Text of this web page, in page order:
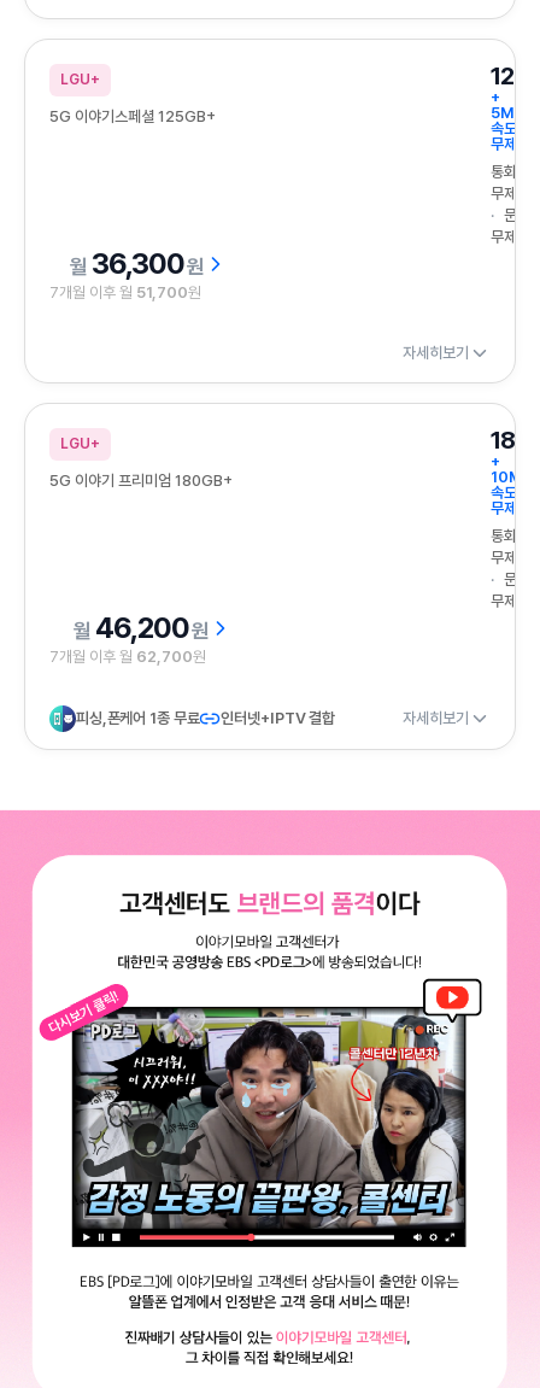
LGU+
5G 이야기스페셜 125GB+
+
속도
무제한
통화
무제한
문자
무제한
36,300원
7개월 이후 월 51,700원
자세히보기
LGU+
5G 이야기 프리미엄 180GB+
+
속도
무제한
통화
무제한
문자
무제한
46,200원
7개월 이후 월 62,700원
피싱,폰케어 1종 무료 인터넷+IPTV 결합 자세히보기